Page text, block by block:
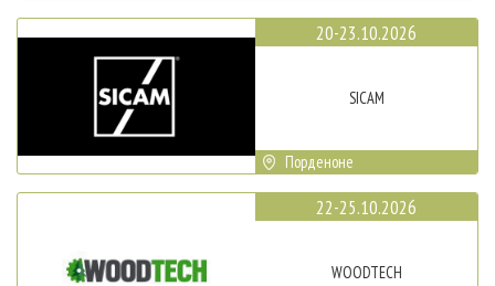
20-23.10.2026
SICAM
Порденоне
22-25.10.2026
WOODTECH